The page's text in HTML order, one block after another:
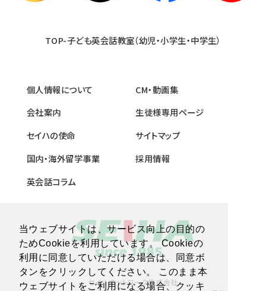
当ウェブサイトは、サービス向上の目的の
ためCookieを利用しています。 Cookieの
利用に同意していただける場合は、同意ボ
タンをクリックしてください。 このまま本
ウェブサイトをご利用になる場合、クッキ
TOP-子ども英会話教室（幼児・小学生・中学生）
個人情報について
会社案内
セイハの使命
国内・海外留学事業
英会話コラム
CM・動画集
生徒様専用ページ
サイトマップ
採用情報
セイハネットワーク株式会社